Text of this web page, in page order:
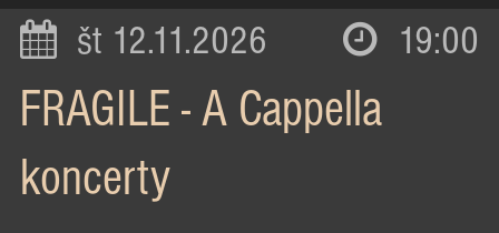
št 12.11.2026 19:00
FRAGILE - A Cappella
koncerty